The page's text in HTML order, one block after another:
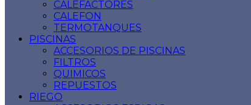
CALEFACTORES
CALEFON
TERMOTANQUES
PISCINAS
ACCESORIOS DE PISCINAS
FILTROS
QUIMICOS
REPUESTOS
RIEGO